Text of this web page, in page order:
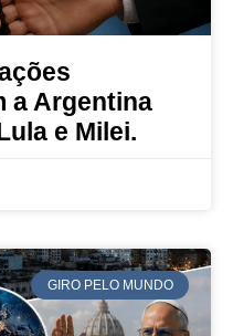
a Argentina
e Milei.
GIRO PELO MUNDO